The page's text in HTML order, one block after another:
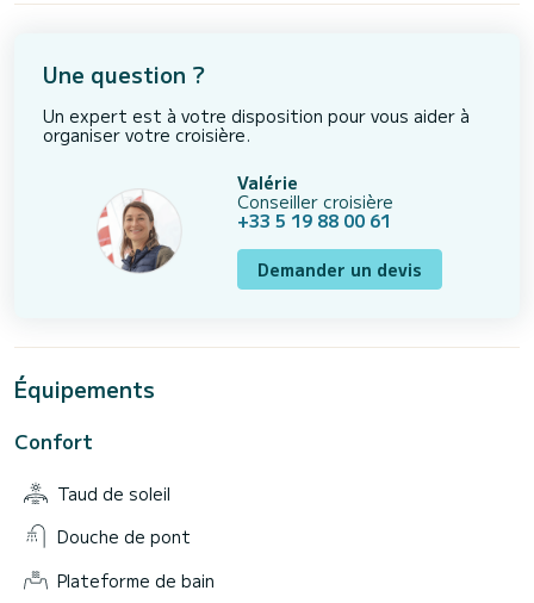
Une question ?
Un expert est à votre disposition pour vous aider à
organiser votre croisière.
Valérie
Conseiller croisière
+33 5 19 88 00 61
Demander un devis
Équipements
Confort
Taud de soleil
Douche de pont
Plateforme de bain